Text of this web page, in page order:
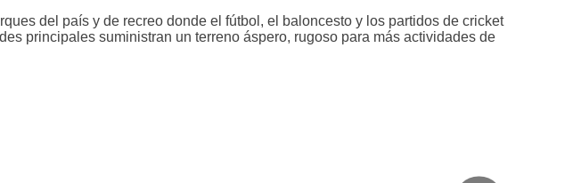
del país y de recreo donde el fútbol, el baloncesto y los partidos de cricket
principales suministran un terreno áspero, rugoso para más actividades de